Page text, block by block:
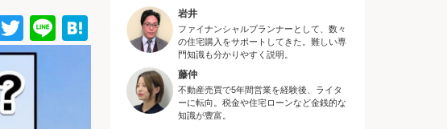
Facebook
Twitter
Line Hatena 岩井
ファイナンシャルプランナーとして、数々
の住宅購入をサポートしてきた。難しい専
門知識も分かりやすく説明。
藤仲
不動産売買で5年間営業を経験後、ライタ
ーに転向。税金や住宅ローンなど金銭的な
知識が豊富。